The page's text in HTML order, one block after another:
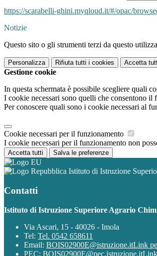
https://scarabelli-ghini.myqloud.it/#/opac/
Notizie
Questo sito o gli strumenti terzi da questo
Personalizza Rifiuta tutti i cookies Accetta
Gestione cookie
In questa schermata è possibile scegliere quali
I cookie necessari sono quelli che consentono
Per conoscere quali sono i cookie necessari al
Cookie necessari per il funzionamento
I cookie necessari per il funzionamento non
Accetta tutti Salva le preferenze
Istituto di Istruzione
Contatti
Istituto di Istruzione Superiore Agrario
Via Ascari, 15 - 40026 - Imola
Tel: Tel. 0542 658611
Email: BOIS02900E@istruzione.itLink
PEC: BOIS02900E@pec.istruzione.it